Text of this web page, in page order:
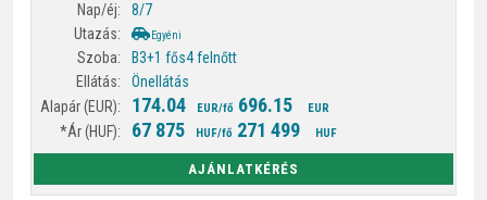
8/7
Egyéni
B3+1 fős4 felnőtt
Önellátás
174.04 EUR/fő 696.15 EUR
67 875 HUF/fő 271 499 HUF
AJÁNLATKÉRÉS